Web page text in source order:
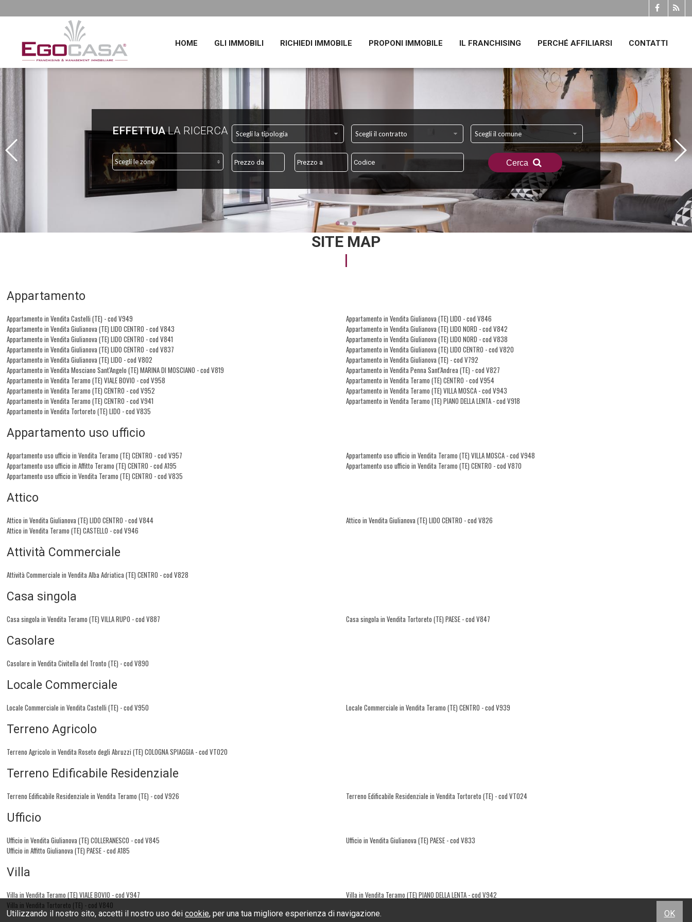
HOME GLI IMMOBILI RICHIEDI IMMOBILE PROPONI IMMOBILE IL FRANCHISING PERCHÉ AFFILIARSI CONTATTI
EFFETTUALA RICERCA Scegli la tipologia Scegli il contratto Scegli il comune
Scegli le zone Cerca
SITE MAP
Appartamento
Appartamento in Vendita Castelli (TE) - cod V949
Appartamento in Vendita Giulianova (TE) LIDO - cod V846
Appartamento in Vendita Giulianova (TE) LIDO CENTRO - cod V843
Appartamento in Vendita Giulianova (TE) LIDO NORD - cod V842
Appartamento in Vendita Giulianova (TE) LIDO CENTRO - cod V841
Appartamento in Vendita Giulianova (TE) LIDO NORD - cod V838
Appartamento in Vendita Giulianova (TE) LIDO CENTRO - cod V837
Appartamento in Vendita Giulianova (TE) LIDO CENTRO - cod V820
Appartamento in Vendita Giulianova (TE) LIDO - cod V802
Appartamento in Vendita Giulianova (TE) - cod V792
Appartamento in Vendita Mosciano Sant'Angelo (TE) MARINA DI MOSCIANO - cod V819
Appartamento in Vendita Penna Sant'Andrea (TE) - cod V827
Appartamento in Vendita Teramo (TE) VIALE BOVIO - cod V958
Appartamento in Vendita Teramo (TE) CENTRO - cod V954
Appartamento in Vendita Teramo (TE) CENTRO - cod V952
Appartamento in Vendita Teramo (TE) VILLA MOSCA - cod V943
Appartamento in Vendita Teramo (TE) CENTRO - cod V941
Appartamento in Vendita Teramo (TE) PIANO DELLA LENTA - cod V918
Appartamento in Vendita Tortoreto (TE) LIDO - cod V835
Appartamento uso ufficio
Appartamento uso ufficio in Vendita Teramo (TE) CENTRO - cod V957
Appartamento uso ufficio in Vendita Teramo (TE) VILLA MOSCA - cod V948
Appartamento uso ufficio in Affitto Teramo (TE) CENTRO - cod A195
Appartamento uso ufficio in Vendita Teramo (TE) CENTRO - cod V870
Appartamento uso ufficio in Vendita Teramo (TE) CENTRO - cod V835
Attico
Attico in Vendita Giulianova (TE) LIDO CENTRO - cod V844
Attico in Vendita Giulianova (TE) LIDO CENTRO - cod V826
Attico in Vendita Teramo (TE) CASTELLO - cod V946
Attività Commerciale
Attività Commerciale in Vendita Alba Adriatica (TE) CENTRO - cod V828
Casa singola
Casa singola in Vendita Teramo (TE) VILLA RUPO - cod V887 Casa singola in Vendita Tortoreto (TE) PAESE - cod V847
Casolare
Casolare in Vendita Civitella del Tronto (TE) - cod V890
Locale Commerciale
Locale Commerciale in Vendita Castelli (TE) - cod V950 Locale Commerciale in Vendita Teramo (TE) CENTRO - cod V939
Terreno Agricolo
Terreno Agricolo in Vendita Roseto degli Abruzzi (TE) COLOGNA SPIAGGIA - cod VT020
Terreno Edificabile Residenziale
Terreno Edificabile Residenziale in Vendita Teramo (TE) - cod V926 Terreno Edificabile Residenziale in Vendita Tortoreto (TE) - cod VT024
Ufficio
Ufficio in Vendita Giulianova (TE) COLLERANESCO - cod V845
Ufficio in Vendita Giulianova (TE) PAESE - cod V833
Ufficio in Affitto Giulianova (TE) PAESE - cod A185
Villa
Villa in Vendita Teramo (TE) VIALE BOVIO - cod V947
Villa in Vendita Teramo (TE) PIANO DELLA LENTA - cod V942
Villa in Vendita Tortoreto (TE) - cod V840
Utilizzando il nostro sito, accetti il nostro uso deicookie, per una tua migliore esperienza di navigazione. OK